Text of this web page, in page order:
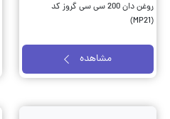
روغن دان 200 سی سی گروز کد
(MP21)
مشاهده